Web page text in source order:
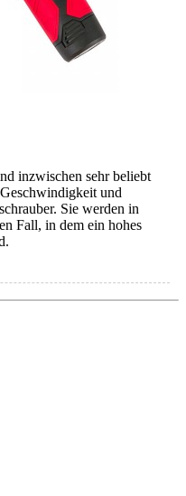
inzwischen sehr beliebt
und
Sie werden in
Fall, in dem ein hohes